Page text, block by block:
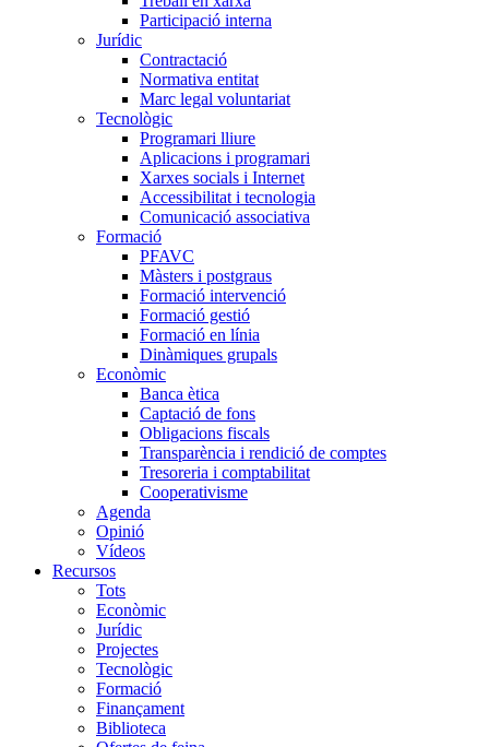
Participació interna
Jurídic
Contractació
Normativa entitat
Marc legal voluntariat
Tecnològic
Programari lliure
Aplicacions i programari
Xarxes socials i Internet
Accessibilitat i tecnologia
Comunicació associativa
Formació
PFAVC
Màsters i postgraus
Formació intervenció
Formació gestió
Formació en línia
Dinàmiques grupals
Econòmic
Banca ètica
Captació de fons
Obligacions fiscals
Transparència i rendició de comptes
Tresoreria i comptabilitat
Cooperativisme
Agenda
Opinió
Vídeos
Recursos
Tots
Econòmic
Jurídic
Projectes
Tecnològic
Formació
Finançament
Biblioteca